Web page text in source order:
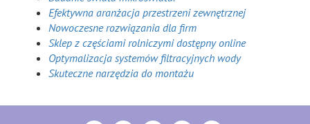
Efektywna aranżacja przestrzeni zewnętrznej
Nowoczesne rozwiązania dla firm
Sklep z częściami rolniczymi dostępny online
Optymalizacja systemów filtracyjnych wody
Skuteczne narzędzia do montażu